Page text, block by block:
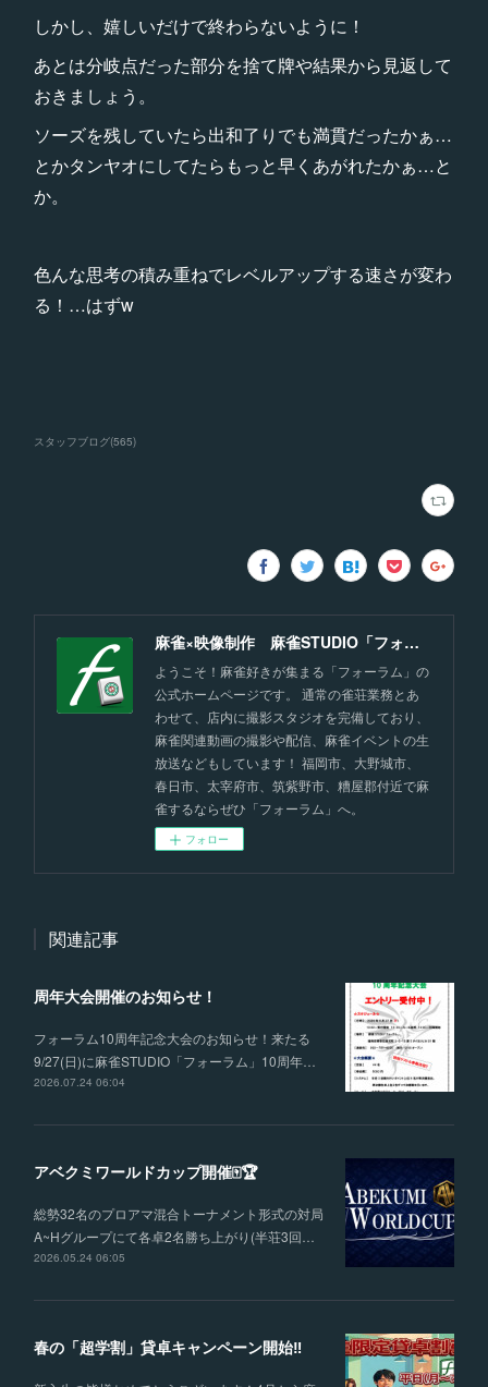
しかし、嬉しいだけで終わらないように！
あとは分岐点だった部分を捨て牌や結果から見返して
おきましょう。
ソーズを残していたら出和了りでも満貫だったかぁ…
とかタンヤオにしてたらもっと早くあがれたかぁ…と
か。
色んな思考の積み重ねでレベルアップする速さが変わ
る！…はずw
スタッフブログ(565)
麻雀×映像制作 麻雀STUDIO「フォーラム」福岡
ようこそ！麻雀好きが集まる「フォーラム」の
公式ホームページです。 通常の雀荘業務とあ
わせて、店内に撮影スタジオを完備しており、
麻雀関連動画の撮影や配信、麻雀イベントの生
放送などもしています！ 福岡市、大野城市、
春日市、太宰府市、筑紫野市、糟屋郡付近で麻
雀するならぜひ「フォーラム」へ。
フォロー
関連記事
周年大会開催のお知らせ！
フォーラム10周年記念大会のお知らせ！来たる
9/27(日)に麻雀STUDIO「フォーラム」10周年…
2026.07.24 06:04
アベクミワールドカップ開催🀄🏆
総勢32名のプロアマ混合トーナメント形式の対局
A~Hグループにて各卓2名勝ち上がり(半荘3回…
2026.05.24 06:05
春の「超学割」貸卓キャンペーン開始‼